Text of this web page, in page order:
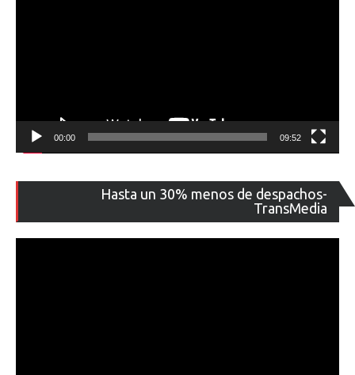
00:00 09:52
Hasta un 30% menos de despachos-
TransMedia
de